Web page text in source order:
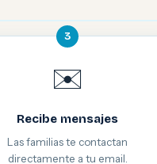
3
✉️
Recibe mensajes
Las familias te contactan
directamente a tu email.